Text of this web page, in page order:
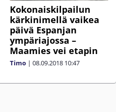
Kokonaiskilpailun
kärkinimellä vaikea
päivä Espanjan
ympäriajossa –
Maamies vei etapin
Timo | 08.09.2018 10:47